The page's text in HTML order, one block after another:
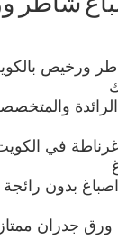
غرناطة
ورخيص
غرناطة في
بدون
ورق جدران